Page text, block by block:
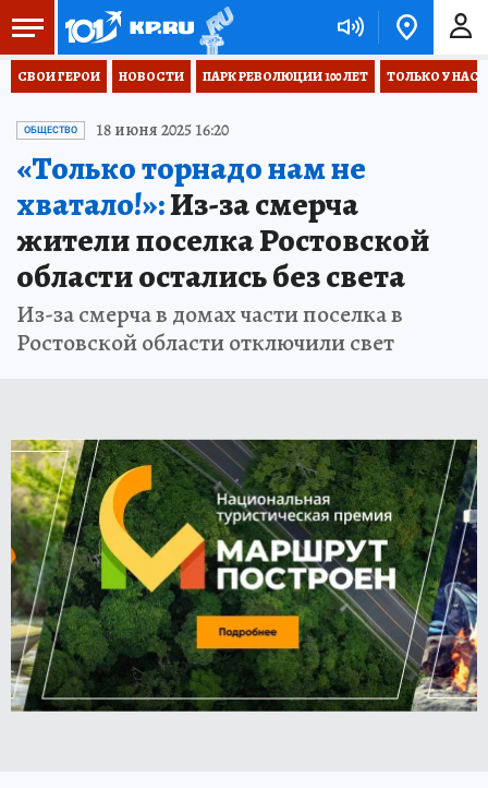
СВОИ ГЕРОИ НОВОСТИ ПАРК РЕВОЛЮЦИИ 100 ЛЕТ ТОЛЬКО У НАС
ОБЩЕСТВО 18 июня 2025 16:20
«Только торнадо нам не
хватало!»:Из-за смерча
жители поселка Ростовской
области остались без света
Из-за смерча в домах части поселка в
Ростовской области отключили свет